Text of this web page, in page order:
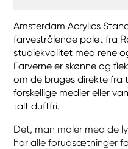
Amsterdam Acrylics
farvestrålende palet fra
studiekvalitet med rene
Farverne er skønne og
om de bruges direkte fra
forskellige medier eller
talt duftfri.
Det, man maler med de
har alle forudsætninger